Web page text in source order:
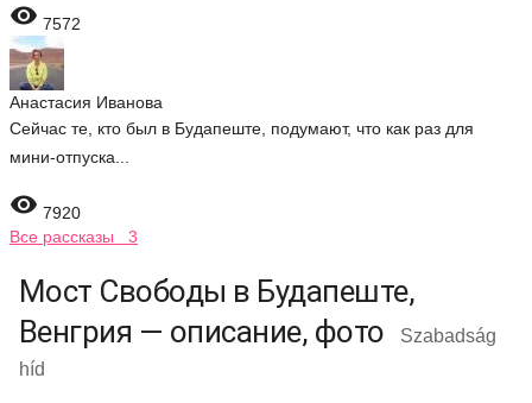
 7572
Анастасия Иванова
Сейчас те, кто был в Будапеште, подумают, что как раз для
мини-отпуска...
 7920
Все рассказы 3
Мост Свободы в Будапеште,
Венгрия — описание, фото
Szabadság
híd